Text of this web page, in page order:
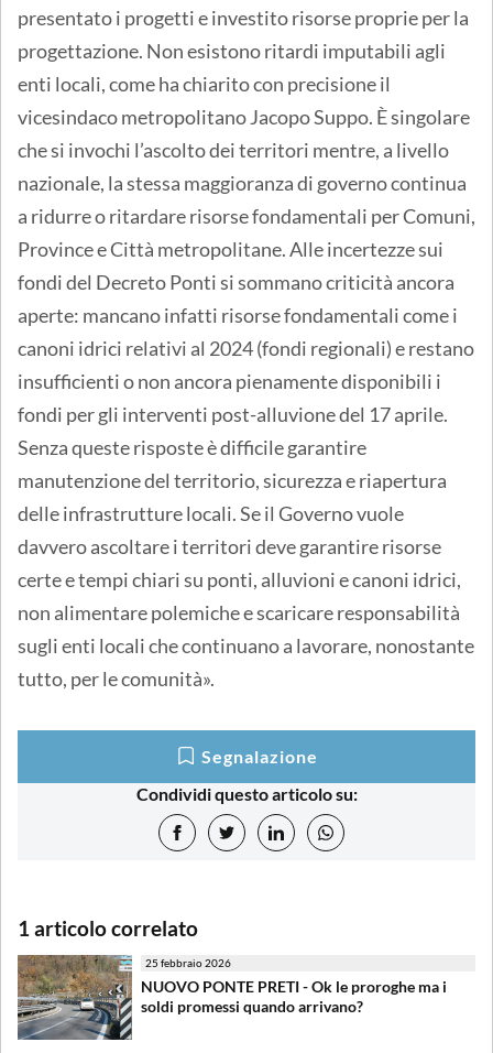
presentato i progetti e investito risorse proprie per la
progettazione. Non esistono ritardi imputabili agli
enti locali, come ha chiarito con precisione il
vicesindaco metropolitano Jacopo Suppo. È singolare
che si invochi l’ascolto dei territori mentre, a livello
nazionale, la stessa maggioranza di governo continua
a ridurre o ritardare risorse fondamentali per Comuni,
Province e Città metropolitane. Alle incertezze sui
fondi del Decreto Ponti si sommano criticità ancora
aperte: mancano infatti risorse fondamentali come i
canoni idrici relativi al 2024 (fondi regionali) e restano
insufficienti o non ancora pienamente disponibili i
fondi per gli interventi post-alluvione del 17 aprile.
Senza queste risposte è difficile garantire
manutenzione del territorio, sicurezza e riapertura
delle infrastrutture locali. Se il Governo vuole
davvero ascoltare i territori deve garantire risorse
certe e tempi chiari su ponti, alluvioni e canoni idrici,
non alimentare polemiche e scaricare responsabilità
sugli enti locali che continuano a lavorare, nonostante
tutto, per le comunità».
Segnalazione
Condividi questo articolo su:
1 articolo correlato
25 febbraio 2026
NUOVO PONTE PRETI - Ok le proroghe ma i
soldi promessi quando arrivano?